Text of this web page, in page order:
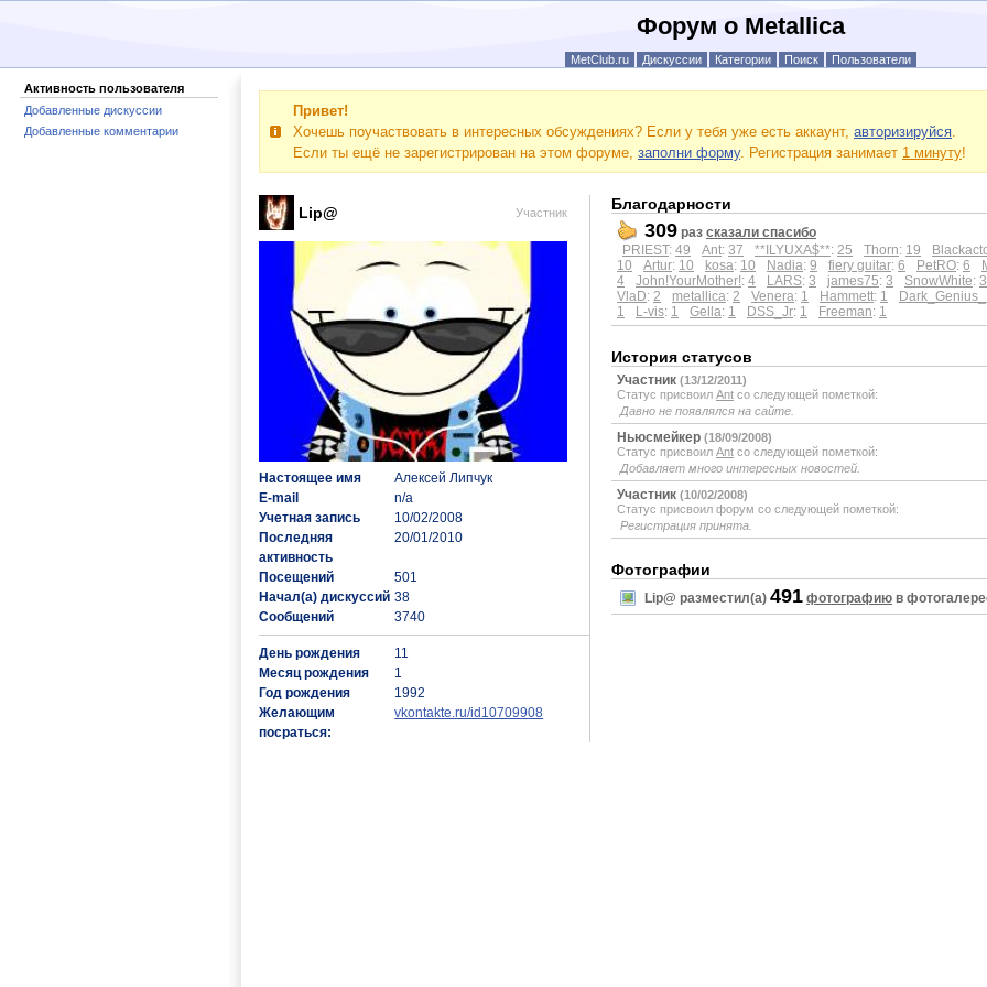
Форум о Metallica
MetClub.ru Дискуссии Категории Поиск Пользователи
Активность пользователя
Добавленные дискуссии
Добавленные комментарии
Привет!
Хочешь поучаствовать в интересных обсуждениях? Если у тебя уже есть аккаунт, авторизируйся.
Если ты ещё не зарегистрирован на этом форуме, заполни форму. Регистрация занимает 1 минуту!
Lip@ Участник
Настоящее имя
Алексей Липчук
E-mail
n/a
Учетная запись
10/02/2008
Последняя
активность
20/01/2010
Посещений
501
Начал(а) дискуссий 38
Сообщений
3740
День рождения
11
Месяц рождения
1
Год рождения
1992
Желающим
посраться:
vkontakte.ru/id10709908
Благодарности
309 раз сказали спасибо
PRIEST: 49 Ant: 37 **ILYUXA$**: 25 Thorn: 19
10
Artur: 10 kosa: 10 Nadia: 9 fiery guitar: 6 PetRO: 6
4
John!YourMother!: 4 LARS: 3 james75: 3 SnowWhite: 3
VlaD: 2 metallica: 2 Venera: 1 Hammett: 1
1
L-vis: 1 Gella: 1 DSS_Jr: 1 Freeman: 1
История статусов
Участник (13/12/2011)
Статус присвоил Ant со следующей пометкой:
Давно не появлялся на сайте.
Ньюсмейкер (18/09/2008)
Статус присвоил Ant со следующей пометкой:
Добавляет много интересных новостей.
Участник (10/02/2008)
Статус присвоил форум со следующей пометкой:
Регистрация принята.
Фотографии
Lip@ разместил(а) 491 фотографию в